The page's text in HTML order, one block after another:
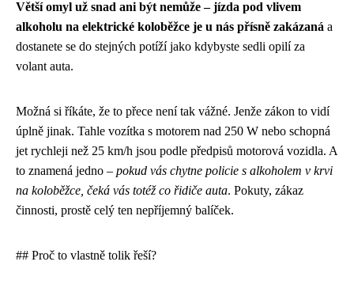
Větší omyl už snad ani být nemůže – jízda pod vlivem
alkoholu na elektrické koloběžce je u nás přísně zakázaná a
dostanete se do stejných potíží jako kdybyste sedli opilí za
volant auta.
Možná si říkáte, že to přece není tak vážné. Jenže zákon to vidí
úplně jinak. Tahle vozítka s motorem nad 250 W nebo schopná
jet rychleji než 25 km/h jsou podle předpisů motorová vozidla. A
to znamená jedno – pokud vás chytne policie s alkoholem v krvi
na koloběžce, čeká vás totéž co řidiče auta. Pokuty, zákaz
činnosti, prostě celý ten nepříjemný balíček.
## Proč to vlastně tolik řeší?